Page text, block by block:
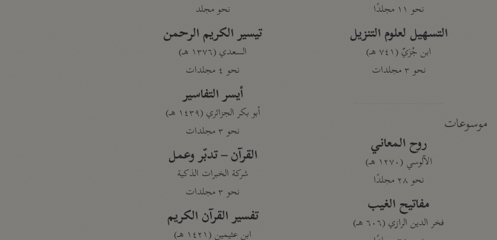
نحو ١١ مجلدًا
التسهيل لعلوم التنزيل
ابن جُزَيّ (٧٤١ هـ)
نحو ٣ مجلدات
موسوعات
روح المعاني
الآلوسي (١٢٧٠ هـ)
نحو ٢٨ مجلدًا
مفاتيح الغيب
فخر الدين الرازي (٦٠٦ هـ)
نحو مجلد
تيسير الكريم الرحمن
السعدي (١٣٧٦ هـ)
نحو ٤ مجلدات
أيسر التفاسير
أبو بكر الجزائري (١٤٣٩ هـ)
نحو ٣ مجلدات
القرآن – تدبّر وعمل
شركة الخبرات الذكية
نحو ٣ مجلدات
تفسير القرآن الكريم
ابن عثيمين (١٤٢١ هـ)